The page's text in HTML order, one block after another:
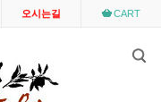
오시는길 CART